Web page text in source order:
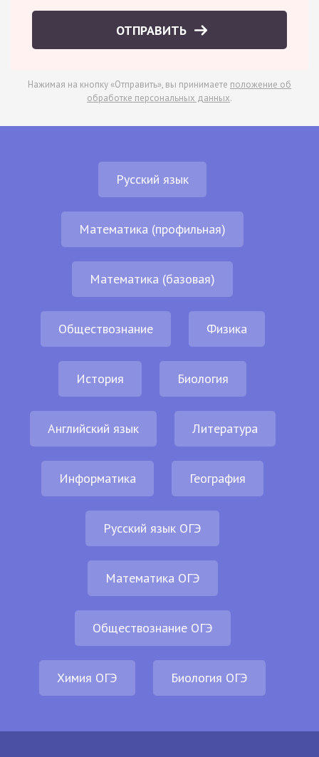
ОТПРАВИТЬ
Нажимая на кнопку «Отправить», вы принимаете положение об
обработке персональных данных.
Русский язык
Математика (профильная)
Математика (базовая)
Обществознание Физика
История Биология
Английский язык Литература
Информатика География
Русский язык ОГЭ
Математика ОГЭ
Обществознание ОГЭ
Химия ОГЭ Биология ОГЭ